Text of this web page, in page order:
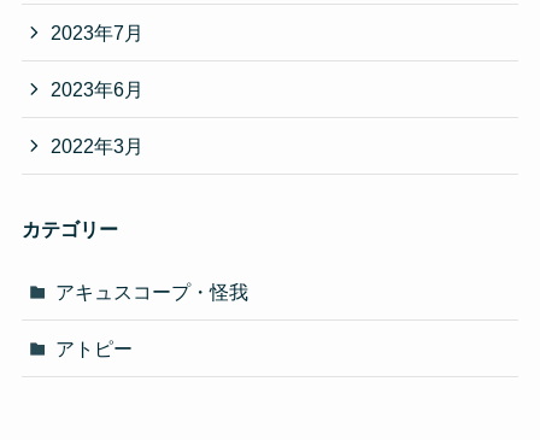
2023年7月
2023年6月
2022年3月
カテゴリー
アキュスコープ・怪我
アトピー